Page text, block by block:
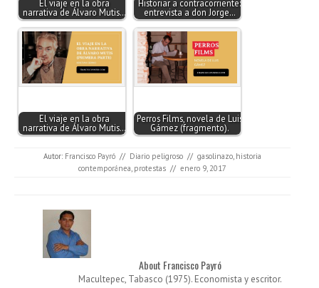
El viaje en la obra
narrativa de Álvaro Mutis…
Historiar a contracorriente:
entrevista a don Jorge…
El viaje en la obra
narrativa de Álvaro Mutis…
Perros Films, novela de Luis
Gámez (fragmento).
Autor: Francisco Payró // Diario peligroso // gasolinazo, historia
contemporánea, protestas // enero 9, 2017
About Francisco Payró
Macultepec, Tabasco (1975). Economista y escritor.